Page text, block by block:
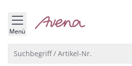
springen
springen
Menü zur Startseite
Suchbegriff / Artikel-Nr.